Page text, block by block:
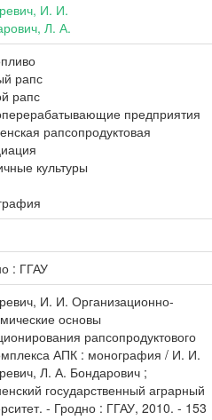
И. И.
Л. А.
рапс
рапс
предприятия
рапсопродуктовая
культуры
: ГГАУ
И. И. Организационно-
основы
рапсопродуктового
АПК : монография / И. И.
Л. А. Бондарович ;
государственный аграрный
- Гродно : ГГАУ, 2010. - 153